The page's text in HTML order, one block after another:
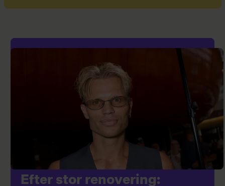
Efter stor renovering: